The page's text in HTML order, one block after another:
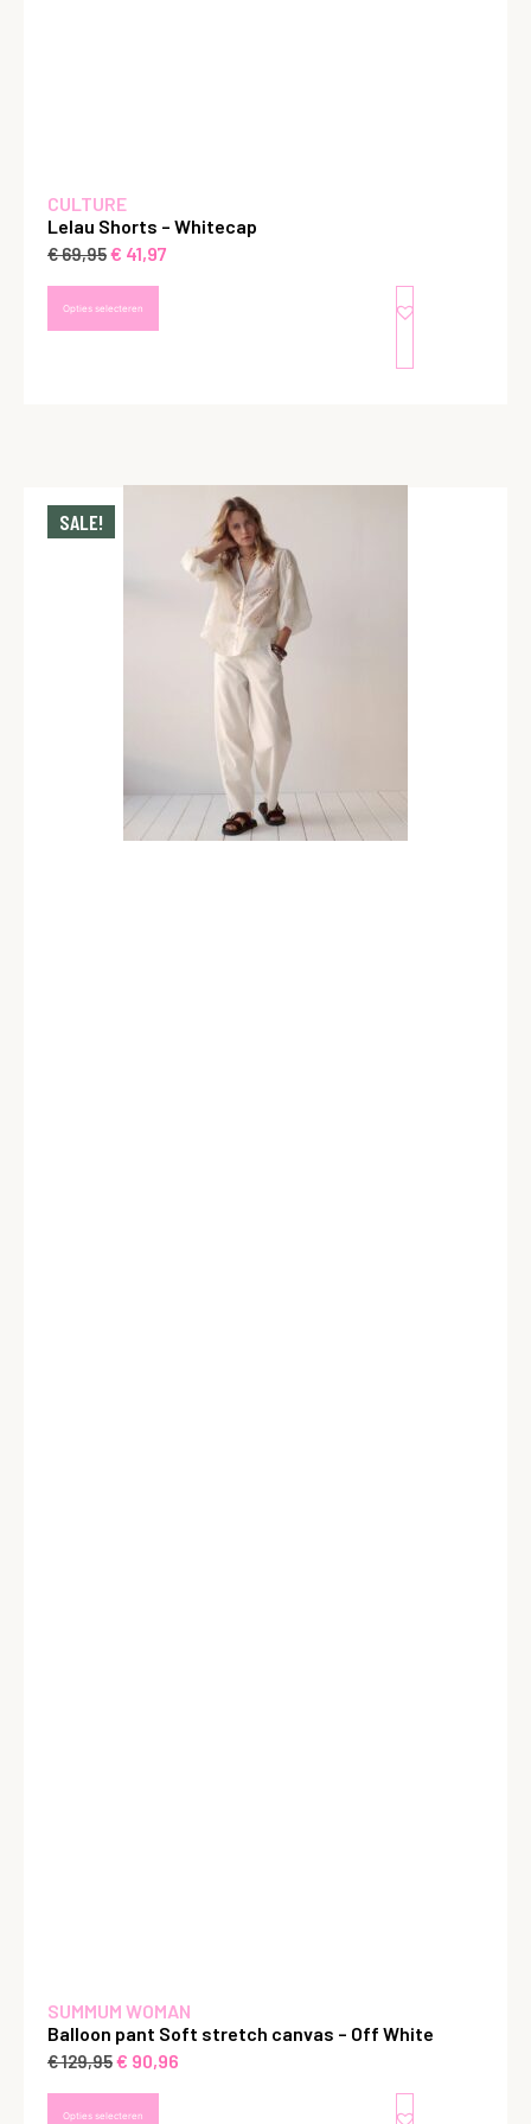
CULTURE
Lelau Shorts – Whitecap
€69,95€ 41,97
Opties selecteren
SALE!
SUMMUM WOMAN
Balloon pant Soft stretch canvas – Off White
€129,95€ 90,96
Opties selecteren